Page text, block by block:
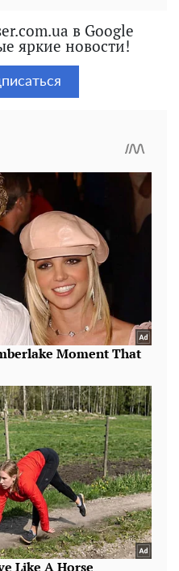
в Google
яркие новости!